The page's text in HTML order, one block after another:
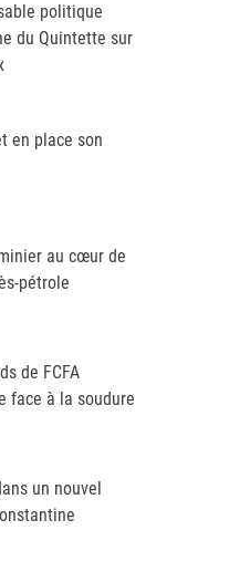
politique
du Quintette sur
en place son
au cœur de
pétrole
de FCFA
face à la soudure
un nouvel